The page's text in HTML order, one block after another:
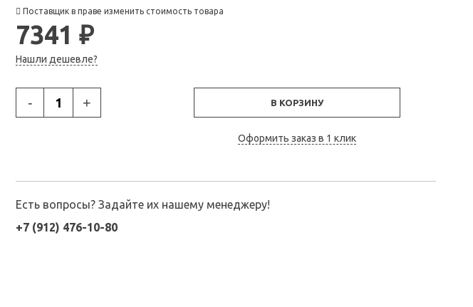
Поставщик в праве изменить стоимость товара
7341 ₽
Нашли дешевле?
- + В КОРЗИНУ
Оформить заказ в 1 клик
Есть вопросы? Задайте их нашему менеджеру!
+7 (912) 476-10-80